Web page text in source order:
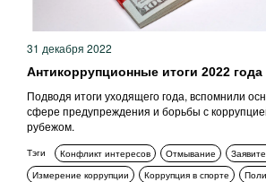
31 декабря 2022
Антикоррупционные итоги 2022 года
Подводя итоги уходящего года, вспомнили
сфере предупреждения и борьбы с
рубежом.
Тэги Конфликт интересов Отмывание
Измерение коррупции
Коррупция в спорте